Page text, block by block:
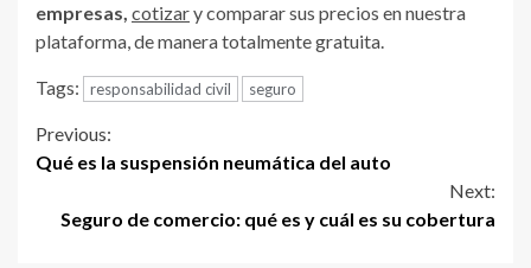
empresas, cotizary comparar sus precios en nuestra
plataforma, de manera totalmente gratuita.
Tags: responsabilidad civil seguro
Continue
Previous:
Qué es la suspensión neumática del auto
Next:
Seguro de comercio: qué es y cuál es su cobertura